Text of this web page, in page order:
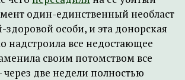
один-единственный необласт
здоровой особи, и эта донорская
надстроила все недостающее
своим потомством все
через две недели полностью